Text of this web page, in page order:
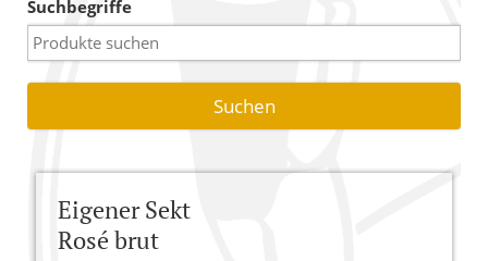
Warenkorb
Versandkosten
AGB
Kasse
Suchbegriffe
Eigener Sekt
Rosé brut